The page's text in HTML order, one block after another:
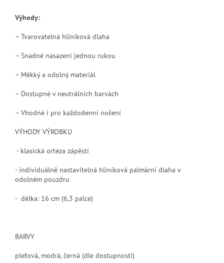
Výhody:
– Tvarovatelná hliníková dlaha
– Snadné nasazení jednou rukou
– Měkký a odolný materiál
– Dostupné v neutrálních barvách
– Vhodné i pro každodenní nošení
VÝHODY VÝROBKU
- klasická ortéza zápěstí
- individuálně nastavitelná hliníková palmární dlaha v
odolném pouzdru
- délka: 16 cm (6,3 palce)
BARVY
pleťová, modrá, černá (dle dostupnosti)